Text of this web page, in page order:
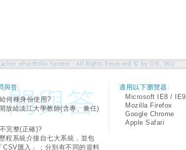
ePortfolio System - All Rights Reserved © by OIS, TKU
與答:
何種身份使用?
放給淡江大學教師(含專、兼任)
完整(正確)?
程系統介接自七大系統，並包
CSV匯入」；分別有不同的資料
適用以下瀏覽器:
Microsoft IE8 / IE9
Mozilla Firefox
Google Chrome
Apple Safari